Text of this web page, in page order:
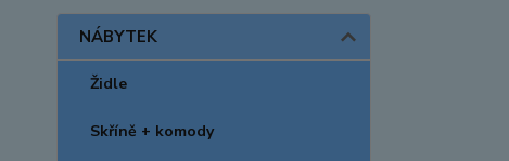
NÁBYTEK
Židle
Skříně + komody